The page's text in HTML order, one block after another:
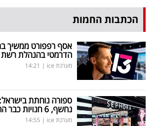
פרסמו
באייס
עקבו
אחרינו:
הכתבות החמות
אסף רפפורט ממשיך
הדרמטי בהנהלת רשת 13
מערכת ice |
14:21
ספורה נוחתת
נחשף, 6 חנויות כבר החודש
מערכת ice |
14:55